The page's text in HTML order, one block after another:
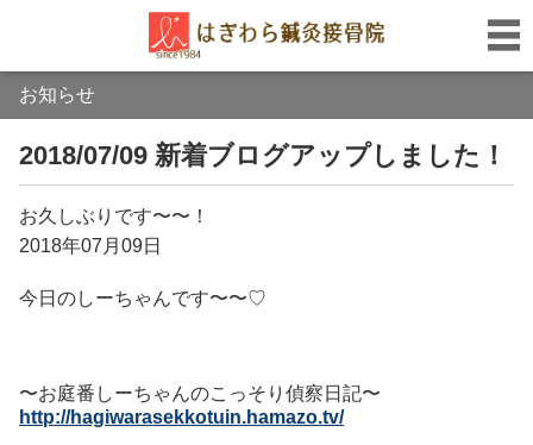
お知らせ
2018/07/09 新着ブログアップしました！
お久しぶりです〜〜！
2018年07月09日
今日のしーちゃんです〜〜♡
〜お庭番しーちゃんのこっそり偵察日記〜
http://hagiwarasekkotuin.hamazo.tv/